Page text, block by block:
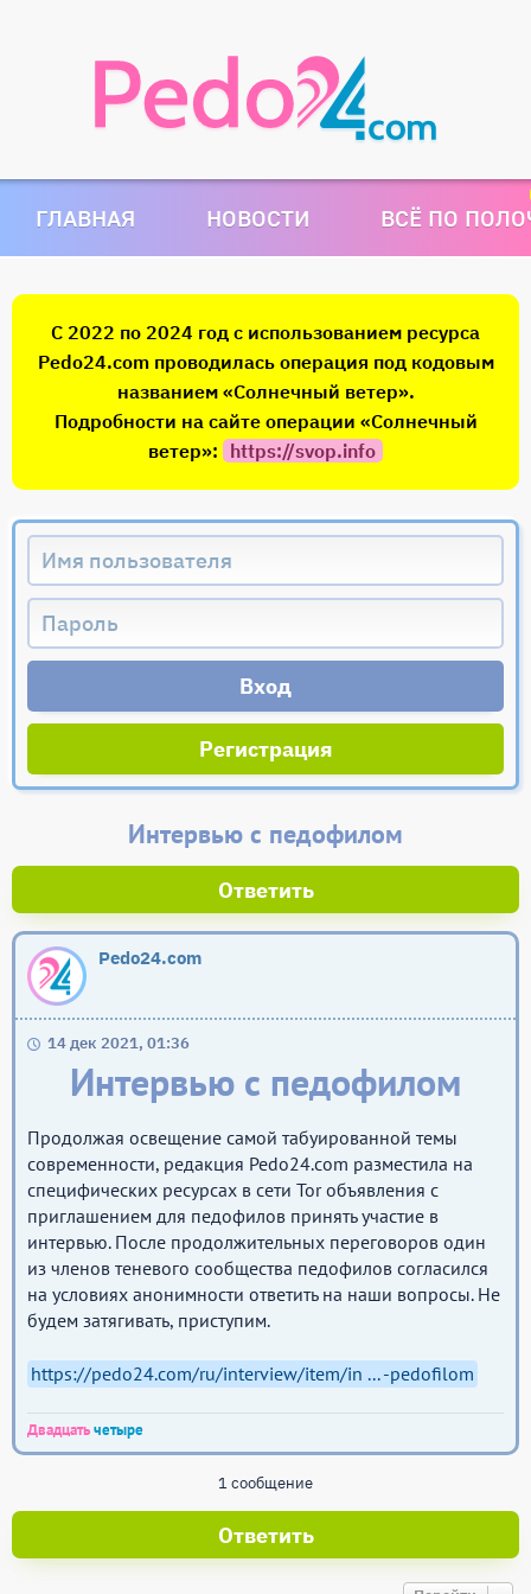
ГЛАВНАЯ НОВОСТИ ВСЁ ПО
С 2022 по 2024 год с использованием ресурса
Pedo24.com проводилась операция под кодовым
названием «Солнечный ветер».
Подробности на сайте операции «Солнечный
ветер»: https://svop.info
Регистрация
Интервью с педофилом
Ответить
Pedo24.com
14 дек 2021, 01:36
Интервью с педофилом
Продолжая освещение самой табуированной темы
современности, редакция Pedo24.com разместила на
специфических ресурсах в сети Tor объявления с
приглашением для педофилов принять участие в
интервью. После продолжительных переговоров один
из членов теневого сообщества педофилов согласился
на условиях анонимности ответить на наши вопросы. Не
будем затягивать, приступим.
https://pedo24.com/ru/interview/item/in ... -pedofilom
Двадцатьчетыре
1 сообщение
Ответить